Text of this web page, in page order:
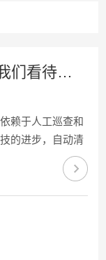
自动清洁度分析系统：改变我们看待卫生的方式
赖于人工巡查和
的进步，自动清
和处理方式。自
图像识别与人工
能够精确识别出
洁指令，不仅效
得环境保持持续